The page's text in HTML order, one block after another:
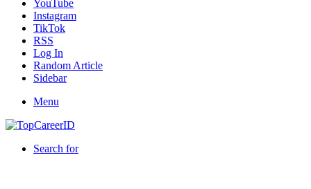
YouTube
Instagram
TikTok
RSS
Log In
Random Article
Sidebar
Menu
Search for